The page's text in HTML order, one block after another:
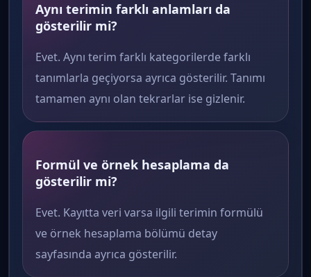
Aynı terimin farklı anlamları da
gösterilir mi?
Evet. Aynı terim farklı kategorilerde farklı
tanımlarla geçiyorsa ayrıca gösterilir. Tanımı
tamamen aynı olan tekrarlar ise gizlenir.
Formül ve örnek hesaplama da
gösterilir mi?
Evet. Kayıtta veri varsa ilgili terimin formülü
ve örnek hesaplama bölümü detay
sayfasında ayrıca gösterilir.